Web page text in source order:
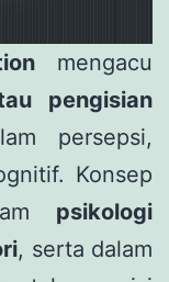
mengacu
pengisian
persepsi,
Konsep
psikologi
, serta dalam